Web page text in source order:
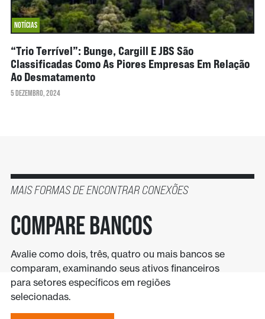
NOTÍCIAS
“Trio Terrível”: Bunge, Cargill E JBS São
Classificadas Como As Piores Empresas Em Relação
Ao Desmatamento
5 DEZEMBRO, 2024
MAIS FORMAS DE ENCONTRAR CONEXÕES
Compare bancos
Avalie como dois, três, quatro ou mais bancos se
comparam, examinando seus ativos financeiros
para setores específicos em regiões
selecionadas.